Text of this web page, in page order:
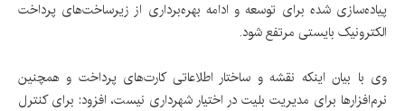
پیاده‌سازی شده برای توسعه و ادامه بهره‌برداری از زیرساخت‌های پرداخت
الکترونیک بایستی مرتفع شود.
وی با بیان اینکه نقشه و ساختار اطلاعاتی کارت‌های پرداخت و همچنین
نرم‌افزارها برای مدیریت بلیت در اختیار شهرداری نیست، افزود: برای کنترل